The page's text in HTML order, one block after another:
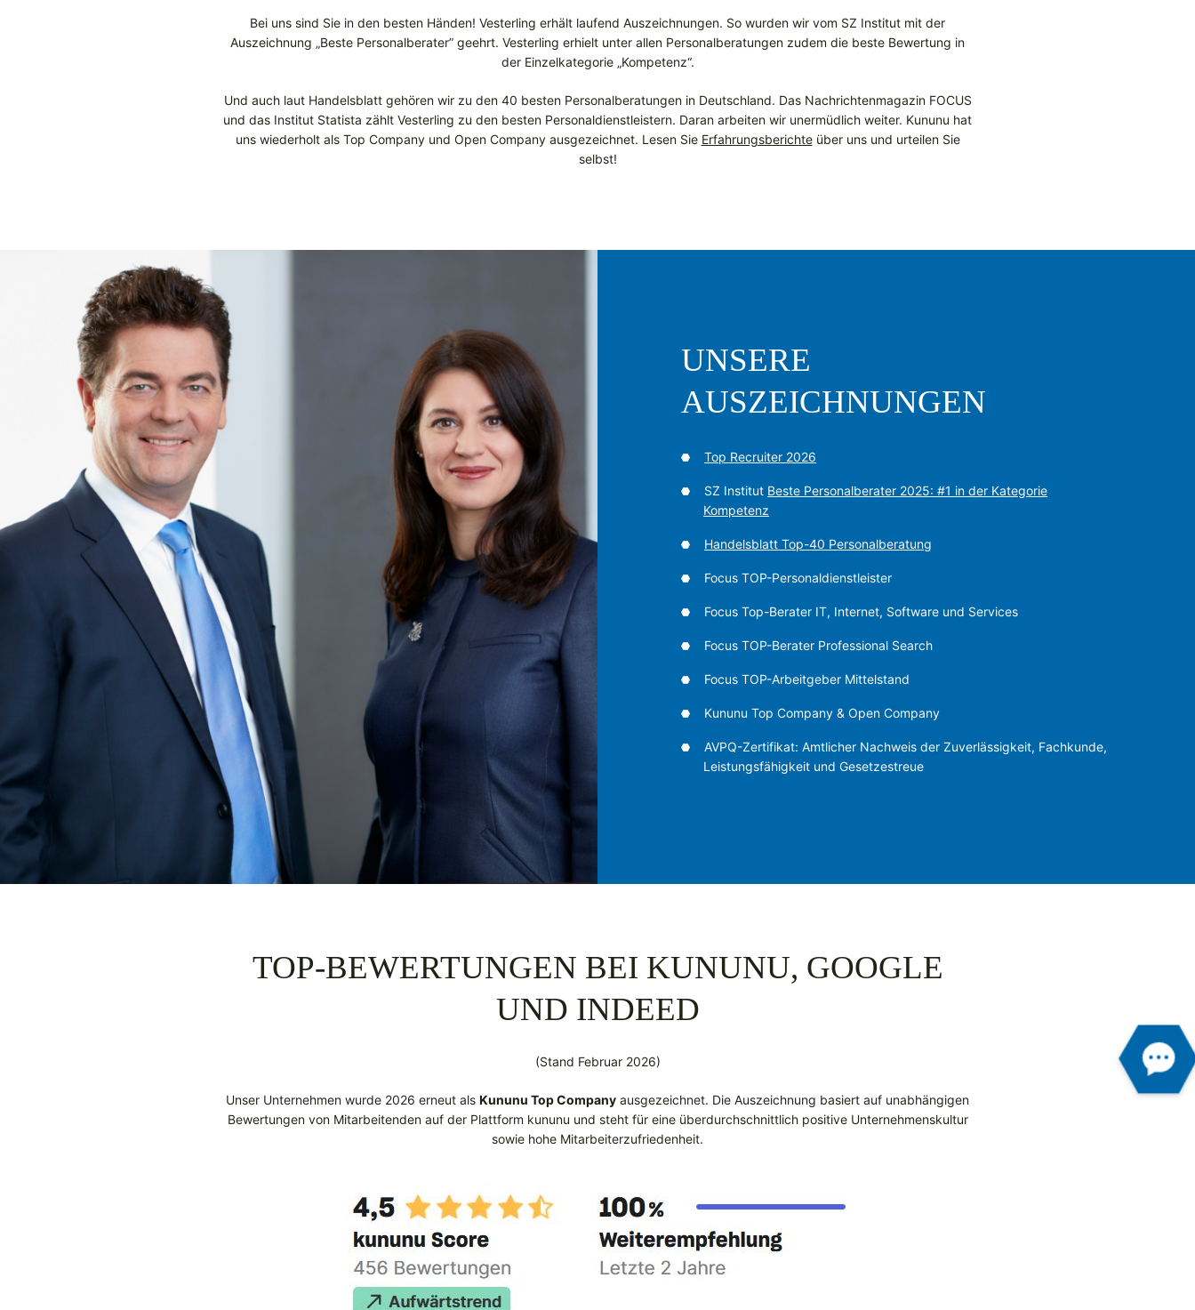
Bei uns sind Sie in den besten Händen! Vesterling erhält laufend Auszeichnungen. So wurden wir vom SZ Institut mit der
Auszeichnung „Beste Personalberater” geehrt. Vesterling erhielt unter allen Personalberatungen zudem die beste Bewertung in
der Einzelkategorie „Kompetenz“.
Und auch laut Handelsblatt gehören wir zu den 40 besten Personalberatungen in Deutschland. Das Nachrichtenmagazin FOCUS
und das Institut Statista zählt Vesterling zu den besten Personaldienstleistern. Daran arbeiten wir unermüdlich weiter. Kununu hat
uns wiederholt als Top Company und Open Company ausgezeichnet. Lesen Sie Erfahrungsberichteüber uns und urteilen Sie
selbst!
UNSERE
AUSZEICHNUNGEN
Top Recruiter 2026
SZ Institut Beste Personalberater 2025: #1 in der Kategorie
Kompetenz
Handelsblatt Top-40 Personalberatung
Focus TOP-Personaldienstleister
Focus Top-Berater IT, Internet, Software und Services
Focus TOP-Berater Professional Search
Focus TOP-Arbeitgeber Mittelstand
Kununu Top Company & Open Company
AVPQ-Zertifikat: Amtlicher Nachweis der Zuverlässigkeit, Fachkunde,
Leistungsfähigkeit und Gesetzestreue
TOP-BEWERTUNGEN BEI KUNUNU, GOOGLE
UND INDEED
(Stand Februar 2026)
Unser Unternehmen wurde 2026 erneut als Kununu Top Company ausgezeichnet. Die Auszeichnung basiert auf unabhängigen
Bewertungen von Mitarbeitenden auf der Plattform kununu und steht für eine überdurchschnittlich positive Unternehmenskultur
sowie hohe Mitarbeiterzufriedenheit.